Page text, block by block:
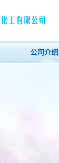
公司介绍